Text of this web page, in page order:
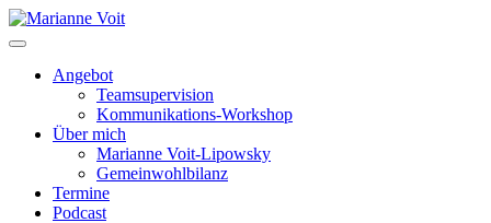
Skip
to
Angebot
Teamsupervision
Kommunikations-Workshop
Über mich
Marianne Voit-Lipowsky
Gemeinwohlbilanz
Termine
Podcast